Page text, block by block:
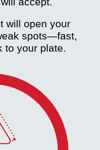
will open your
spots—fast,
to your plate.